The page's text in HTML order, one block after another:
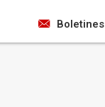
Boletines